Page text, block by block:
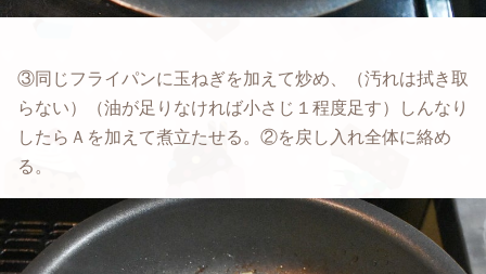
③同じフライパンに玉ねぎを加えて炒め、（汚れは拭き取
らない）（油が足りなければ小さじ１程度足す）しんなり
したらＡを加えて煮立たせる。②を戻し入れ全体に絡め
る。